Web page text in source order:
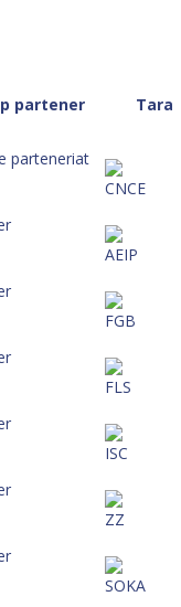
Tara
parteneriat